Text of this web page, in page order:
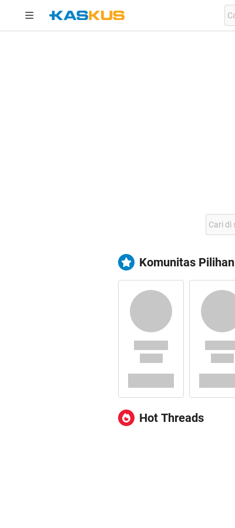
Komunitas Pilihan
Hot Threads